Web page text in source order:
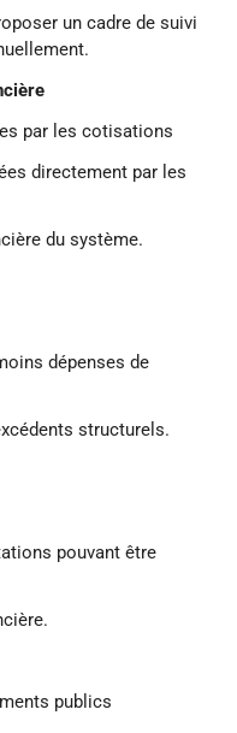
un cadre de suivi
par les cotisations
directement par les
du système.
dépenses de
structurels.
pouvant être
publics